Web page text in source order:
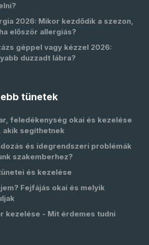
2026: Mikor kezdődik a szezon,
először allergiás?
géppel vagy kézzel 2026:
duzzadt lábra?
tünetek
feledékenység okai és kezelése
akik segíthetnek
és idegrendszeri problémák
szakemberhez?
és kezelése
Fejfájás okai és melyik
kezelése - Mit érdemes tudni